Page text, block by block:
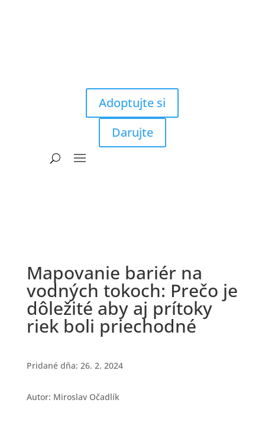
Adoptujte si
Darujte
Mapovanie bariér na
vodných tokoch: Prečo je
dôležité aby aj prítoky
riek boli priechodné
Pridané dňa: 26. 2. 2024
Autor: Miroslav Očadlík